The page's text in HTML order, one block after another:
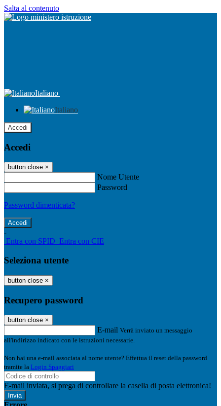
Salta al contenuto
Italiano
Italiano
Accedi
Accedi
button close ×
Nome Utente
Password
Password dimenticata?
-
Entra con SPID Entra con CIE
Seleziona utente
button close ×
Recupero password
button close ×
E-mail Verrà inviato un messaggio
all'indirizzo indicato con le istruzioni necessarie.
Non hai una e-mail associata al nome utente? Effettua il reset della password
tramite la Login Spaggiari
E-mail inviata, si prega di controllare la casella di posta elettronica!